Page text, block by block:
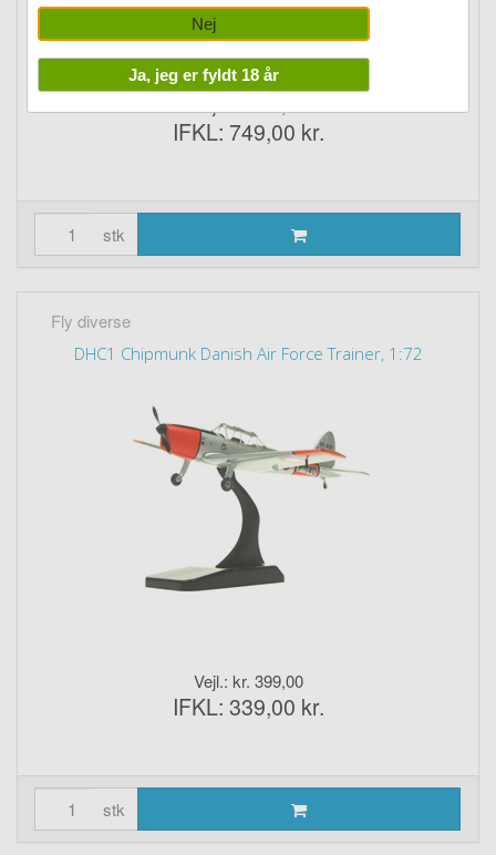
IFKL: 749,00 kr.
stk
Fly diverse
DHC1 Chipmunk Danish Air Force Trainer, 1:72
Vejl.: kr. 399,00
IFKL: 339,00 kr.
stk
Nej
Ja, jeg er fyldt 18 år